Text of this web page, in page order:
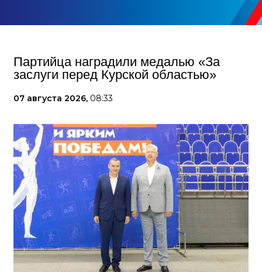
Партийца наградили медалью «За
заслуги перед Курской областью»
07 августа 2026, 08:33